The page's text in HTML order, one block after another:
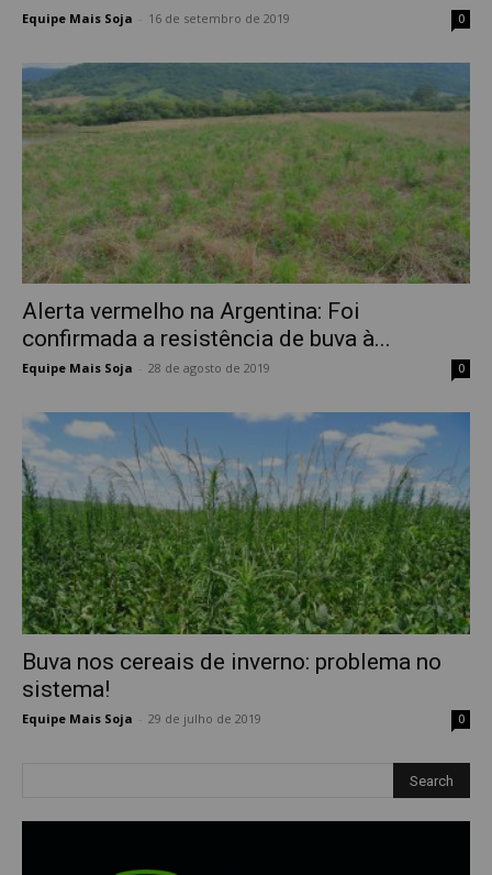
Equipe Mais Soja 16 de setembro de 2019 0
Alerta vermelho na Argentina: Foi
confirmada a resistência de buva à...
Equipe Mais Soja 28 de agosto de 2019 0
Buva nos cereais de inverno: problema no
sistema!
Equipe Mais Soja 29 de julho de 2019 0